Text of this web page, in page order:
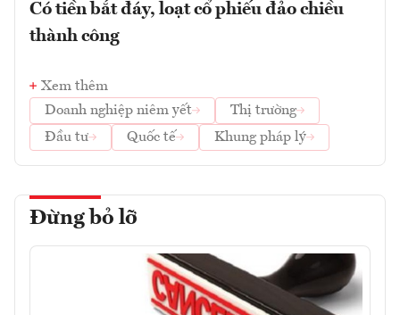
Có tiền bắt đáy, loạt cổ phiếu đảo chiều
thành công
Xem thêm
Doanh nghiệp niêm yết
Thị trường
Đầu tư
Quốc tế Khung pháp lý
Đừng bỏ lỡ